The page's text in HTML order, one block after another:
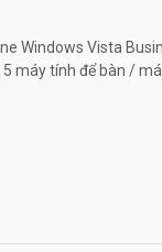
Windows Vista
máy tính để bàn /